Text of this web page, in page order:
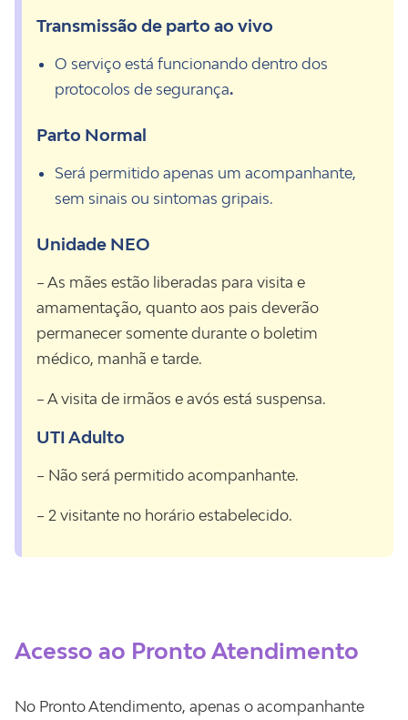
Transmissão de parto ao vivo
O serviço está funcionando dentro dos
protocolos de segurança.
Parto Normal
Será permitido apenas um acompanhante,
sem sinais ou sintomas gripais.
Unidade NEO
– As mães estão liberadas para visita e
amamentação, quanto aos pais deverão
permanecer somente durante o boletim
médico, manhã e tarde.
– A visita de irmãos e avós está suspensa.
UTI Adulto
– Não será permitido acompanhante.
– 2 visitante no horário estabelecido.
Acesso ao Pronto Atendimento
No Pronto Atendimento, apenas o acompanhante